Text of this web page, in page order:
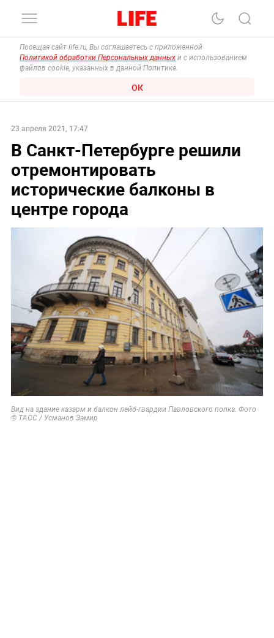
Посещая сайт life.ru, Вы соглашаетесь с приложенной
Политикой обработки Персональных данных и с использованием
файлов cookie, указанных в данной Политике.
ОК
23 апреля 2021, 17:47
В Санкт-Петербурге решили
отремонтировать
исторические балконы в
центре города
Вид на здание казарм и балкон лейб-гвардии Павловского полка. Фото
© ТАСС / Усманов Замир